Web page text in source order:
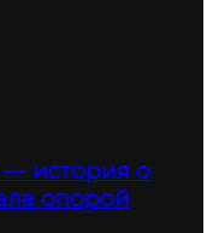
— история о
опорой